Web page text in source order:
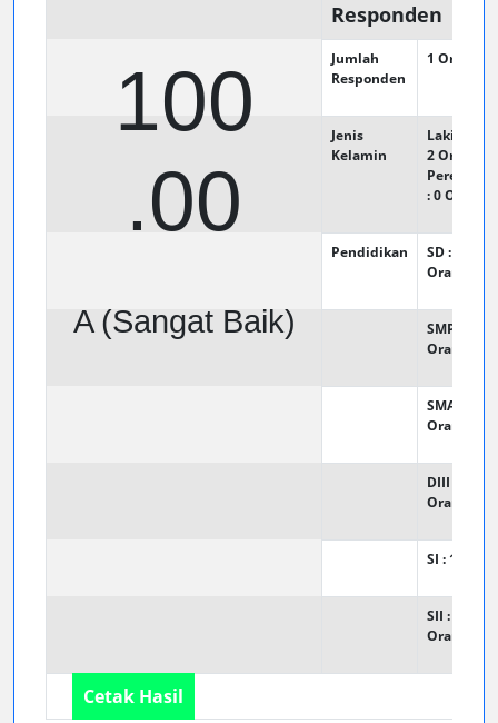
100
.00
A (Sangat Baik)
Responden
Jumlah
Responden
1 Orang
Jenis
Kelamin
Laki - Laki
2Orang
: 0Orang
Pendidikan
SD : 0
Orang
SMP : 0
Orang
SMA : 0
Orang
DIII : 0
Orang
SI : 1
SII : 0
Orang
Cetak Hasil